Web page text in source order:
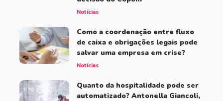
Notícias
Como a coordenação entre fluxo
de caixa e obrigações legais pode
salvar uma empresa em crise?
Notícias
Quanto da hospitalidade pode ser
automatizado? Antonella Giancoli,